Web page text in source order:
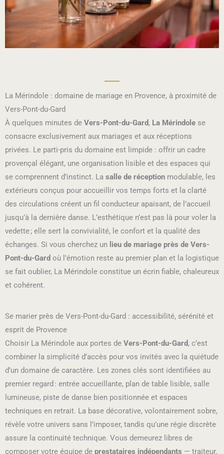
La Mérindole : domaine de mariage en Provence, à proximité de
Vers-Pont-du-Gard
À quelques minutes de Vers-Pont-du-Gard, La Mérindole se
consacre exclusivement aux mariages et aux réceptions
privées. Le parti-pris du domaine est limpide : offrir un cadre
provençal élégant, une organisation lisible et des espaces qui
se comprennent d’instinct. La salle de réception modulable, les
extérieurs conçus pour accueillir vos temps forts et la clarté
des circulations créent un fil conducteur apaisant, de l’accueil
jusqu’à la dernière danse. L’esthétique n’est pas là pour voler la
vedette ; elle sert la convivialité, le confort et la qualité des
échanges. Si vous cherchez un lieu de mariage près de Vers-
Pont-du-Gard où l’émotion reste au premier plan et la logistique
se fait oublier, La Mérindole constitue un écrin fiable, chaleureux
et cohérent.
Se marier près de Vers-Pont-du-Gard : accessibilité, sérénité et
esprit de Provence
Choisir La Mérindole aux portes de Vers-Pont-du-Gard, c’est
combiner la simplicité d’accès pour vos invités avec la quiétude
d’un domaine de caractère. Les zones clés sont identifiées au
premier regard : entrée accueillante, plan de table lisible, salle
lumineuse, piste de danse bien positionnée et espaces
techniques en retrait. La base décorative, volontairement sobre,
révèle votre univers sans l’imposer, tandis qu’une régie discrète
assure la continuité technique. Vous demeurez libres de
composer votre équipe de prestataires indépendants — traiteur,